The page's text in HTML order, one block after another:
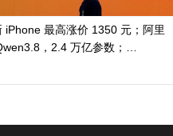
iPhone 最高涨价 1350 元；阿里
，2.4 万亿参数；